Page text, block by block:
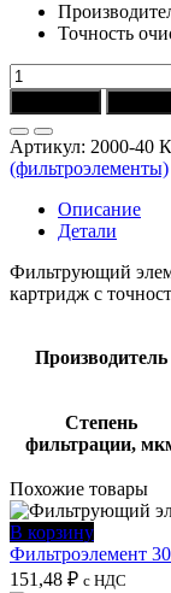
Точность
Количество
товара
Фильтроэлемент
2000-
40
(40
мкм)
CSNSP
Артикул: 2000-40
(фильтроэлементы)
Описание
Детали
Фильтрующий
картридж с
Производитель
Степень
фильтрации,
Похожие товары
В корзину
Фильтроэлемент
151,48 ₽ с НДС